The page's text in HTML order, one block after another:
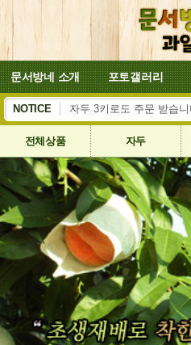
문서방네 소개 포토갤러리
NOTICE 자두 3키로도 주문 받습
복숭아 대양이 잘 익어서
전체상품 자두